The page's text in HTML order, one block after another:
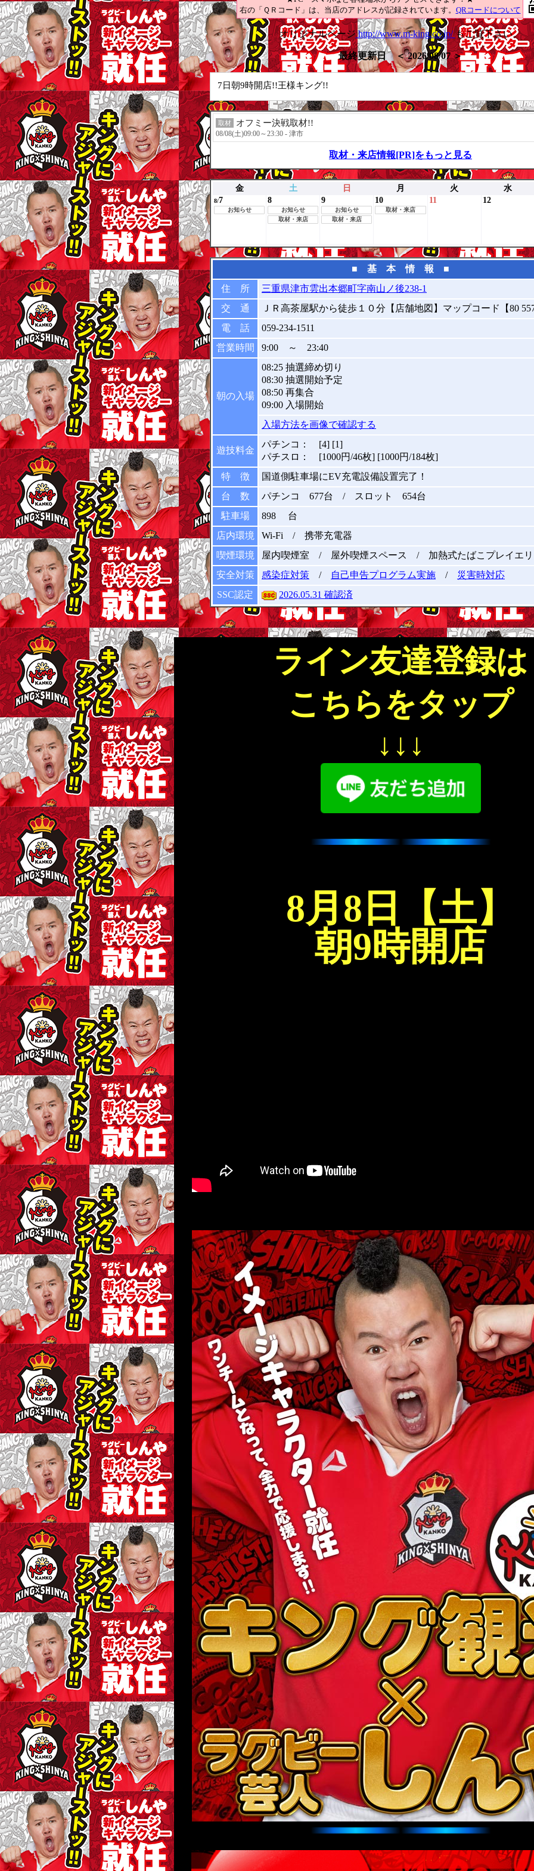
右の「ＱＲコード」は、当店のアドレスが記録されています。 QRコードについて
オリジナルページhttp://www.m-king.co.jp/もご覧下さい。
最終更新日 ＜ 2026/08/07 ＞
7日朝9時開店!!王様キング!!
取材 オフミー決戦取材!!
08/08(土)09:00～23:30 - 津市
取材・来店情報[PR]をもっと見る
金 土 日 月 火 水
8/7
お知らせ
8
お知らせ
取材・来店
9
お知らせ
取材・来店
10
取材・来店
11 12
■ 基 本 情 報 ■
住 所
三重県津市雲出本郷町字南山ノ後238-1
交 通
ＪＲ高茶屋駅から徒歩１０分【店舗地図】マップコード【80
電 話
059-234-1511
営業時間
9:00 ～ 23:40
朝の入場
08:25 抽選締め切り
08:30 抽選開始予定
08:50 再集合
09:00 入場開始
入場方法を画像で確認する
遊技料金
パチンコ： [4] [1]
パチスロ： [1000円/46枚] [1000円/184枚]
特 徴
国道側駐車場にEV充電設備設置完了！
台 数
パチンコ 677台 / スロット 654台
駐車場
898 台
店内環境
Wi-Fi / 携帯充電器
喫煙環境
屋内喫煙室 / 屋外喫煙スペース / 加熱式たばこプレイエ
安全対策
感染症対策 / 自己申告プログラム実施 / 災害時対応
SSC認定
2026.05.31 確認済
ライン友達登録は
こちらをタップ
↓↓↓
8月8日【土】
朝9時開店